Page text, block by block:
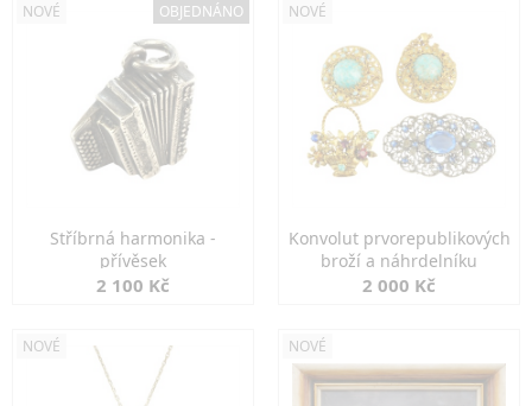
NOVÉ OBJEDNÁNO
Stříbrná harmonika -
přívěsek
2 100 Kč
NOVÉ
Konvolut prvorepublikových
broží a náhrdelníku
2 000 Kč
NOVÉ NOVÉ